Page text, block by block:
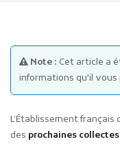
Publicité
Marchés
Note : Cet article a
informations qu'il
L’Établissement français
des prochaines